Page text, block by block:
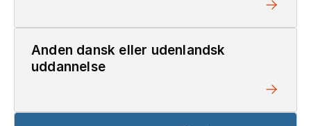
Anden dansk eller udenlandsk
uddannelse